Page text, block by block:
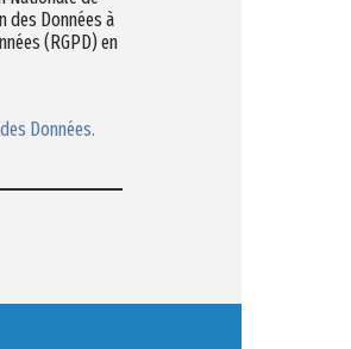
des Données à
(RGPD) en
Données.